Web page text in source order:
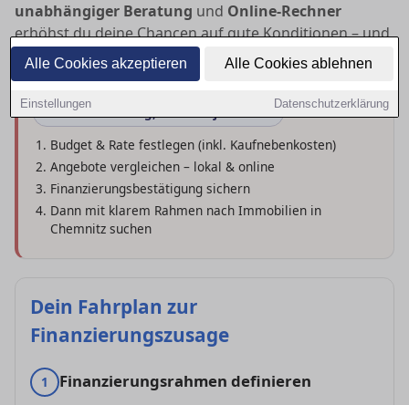
Alle Cookies akzeptieren Alle Cookies ablehnen
Einstellungen Datenschutzerklärung
unabhängiger Beratung und Online-Rechner
erhöhst du deine Chancen auf gute Konditionen – und
auf eine schnelle Zusage.
Erst Finanzierung, dann Objektsuche
Budget & Rate festlegen (inkl. Kaufnebenkosten)
Angebote vergleichen – lokal & online
Finanzierungsbestätigung sichern
Dann mit klarem Rahmen nach Immobilien in
Chemnitz suchen
Dein Fahrplan zur
Finanzierungszusage
1 Finanzierungsrahmen definieren